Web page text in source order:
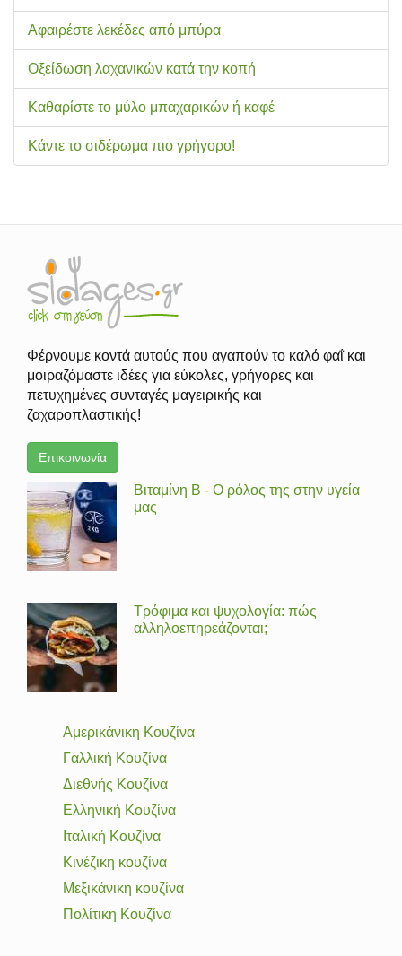
Αφαιρέστε λεκέδες από μπύρα
Οξείδωση λαχανικών κατά την κοπή
Καθαρίστε το μύλο μπαχαρικών ή καφέ
Κάντε το σιδέρωμα πιο γρήγορο!
Φέρνουμε κοντά αυτούς που αγαπούν το καλό φαΐ και
μοιραζόμαστε ιδέες για εύκολες, γρήγορες και
πετυχημένες συνταγές μαγειρικής και
ζαχαροπλαστικής!
Επικοινωνία
Βιταμίνη Β - Ο ρόλος της στην υγεία
μας
Τρόφιμα και ψυχολογία: πώς
αλληλοεπηρεάζονται;
Αμερικάνικη Κουζίνα
Γαλλική Κουζίνα
Διεθνής Κουζίνα
Ελληνική Κουζίνα
Ιταλική Κουζίνα
Κινέζικη κουζίνα
Μεξικάνικη κουζίνα
Πολίτικη Κουζίνα